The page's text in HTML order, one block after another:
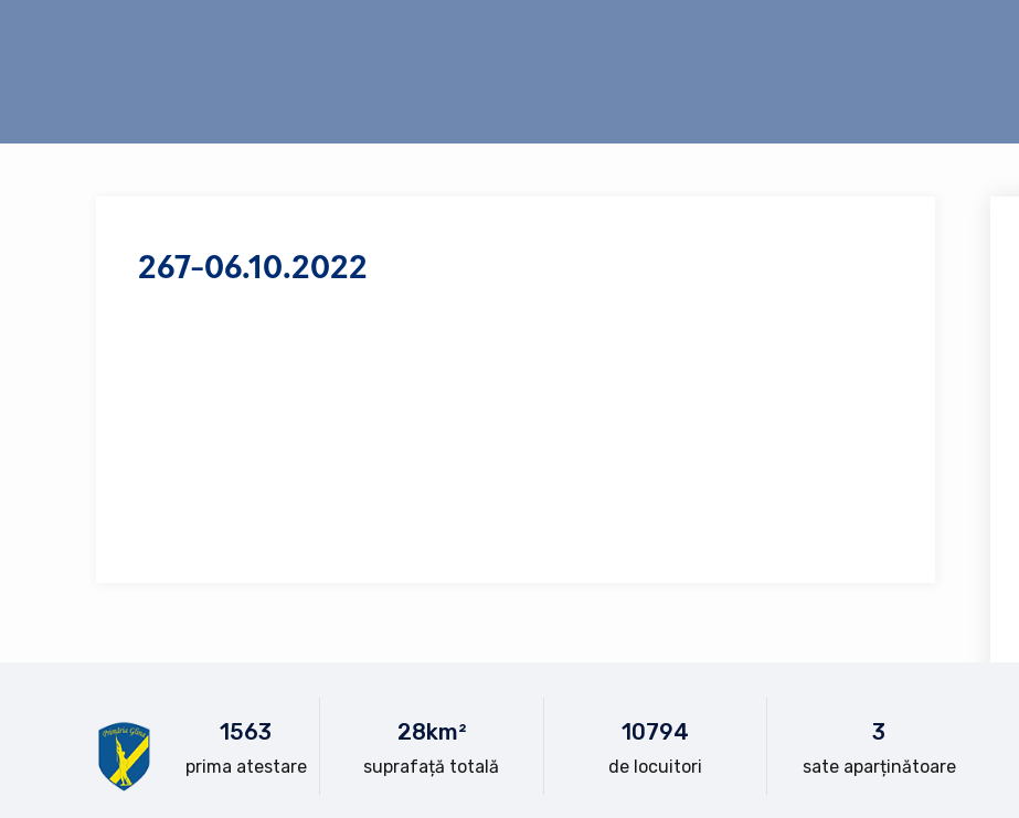
267-06.10.2022
1563
prima atestare
28km²
suprafață totală
10794
de locuitori
3
sate aparținătoare